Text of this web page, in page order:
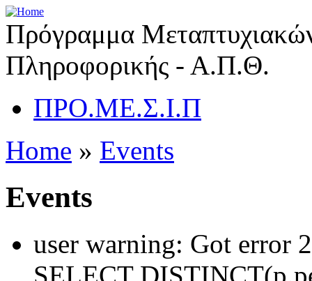
Πρόγραμμα
Πληροφορικής - Α.Π.Θ.
ΠΡΟ.ΜΕ.Σ.Ι.Π
Home » Events
Events
user warning: Got error
SELECT